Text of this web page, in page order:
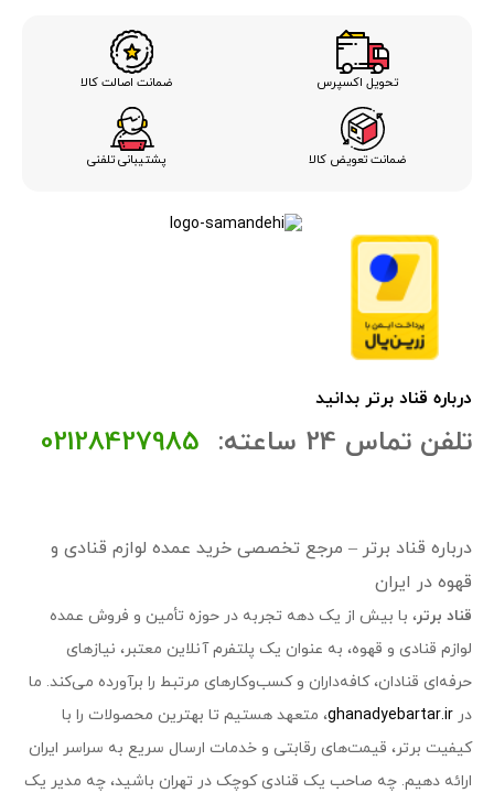
تحویل اکسپرس ضمانت اصالت کالا
ضمانت تعویض کالا پشتیبانی تلفنی
درباره قناد برتر بدانید
تلفن تماس 24 ساعته: 02128427985
درباره قناد برتر – مرجع تخصصی خرید عمده لوازم قنادی و
قهوه در ایران
قناد برتر، با بیش از یک دهه تجربه در حوزه تأمین و فروش عمده
لوازم قنادی و قهوه، به عنوان یک پلتفرم آنلاین معتبر، نیازهای
حرفه‌ای قنادان، کافه‌داران و کسب‌وکارهای مرتبط را برآورده می‌کند. ما
در ghanadyebartar.ir، متعهد هستیم تا بهترین محصولات را با
کیفیت برتر، قیمت‌های رقابتی و خدمات ارسال سریع به سراسر ایران
ارائه دهیم. چه صاحب یک قنادی کوچک در تهران باشید، چه مدیر یک